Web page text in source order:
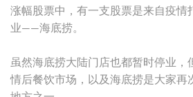
涨幅股票中，有一支股票是来自疫情
业——海底捞。
虽然海底捞大陆门店也都暂时停业，
情后餐饮市场，以及海底捞是大家再